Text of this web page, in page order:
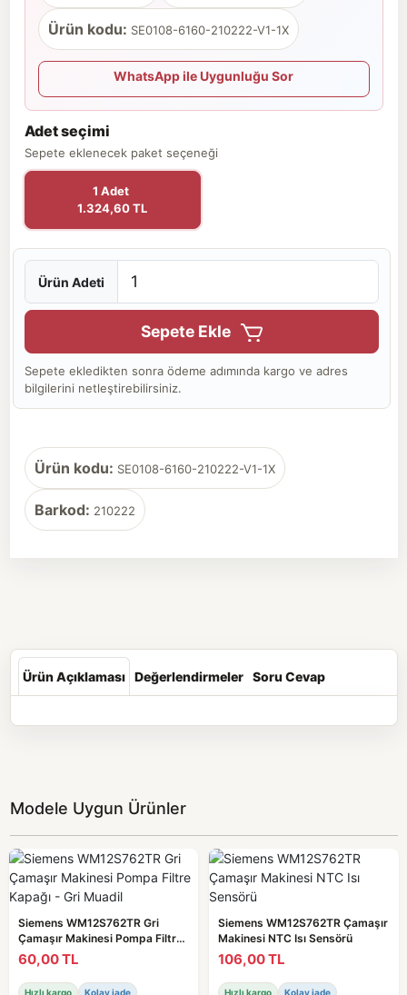
Ürün kodu: SE0108-6160-210222-V1-1X
WhatsApp ile Uygunluğu Sor
Adet seçimi
Sepete eklenecek paket seçeneği
1 Adet
1.324,60 TL
Ürün Adeti
Sepete Ekle
Sepete ekledikten sonra ödeme adımında kargo ve adres
bilgilerini netleştirebilirsiniz.
Ürün kodu: SE0108-6160-210222-V1-1X
Barkod: 210222
Ürün Açıklaması Değerlendirmeler Soru Cevap
Modele Uygun Ürünler
Siemens WM12S762TR Gri
Çamaşır Makinesi Pompa Filtre
Kapağı - Gri Muadil
60,00 TL
Hızlı kargo Kolay iade
Siemens WM12S762TR Çamaşır
Makinesi NTC Isı Sensörü
106,00 TL
Hızlı kargo Kolay iade